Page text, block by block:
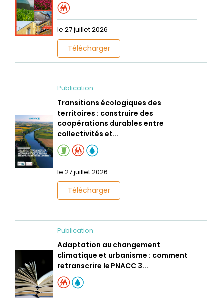
le 27 juillet 2026
Télécharger
Publication
Transitions écologiques des
territoires : construire des
coopérations durables entre
collectivités et...
le 27 juillet 2026
Télécharger
Publication
Adaptation au changement
climatique et urbanisme : comment
retranscrire le PNACC 3...